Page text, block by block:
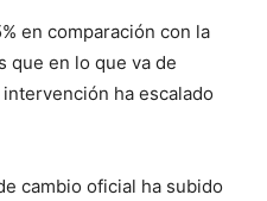
en comparación con la
que en lo que va de
ha escalado
cambio oficial ha subido